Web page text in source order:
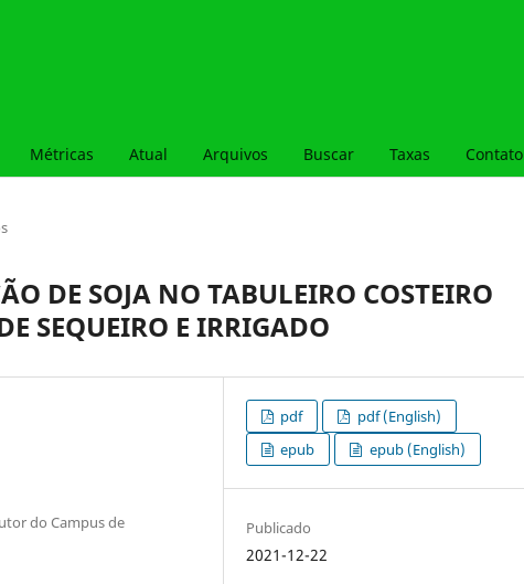
Métricas Atual Arquivos Buscar Taxas Contato
DE SOJA NO TABULEIRO COSTEIRO
SEQUEIRO E IRRIGADO
do Campus de
pdf
pdf (English)
epub
epub (English)
Publicado
2021-12-22